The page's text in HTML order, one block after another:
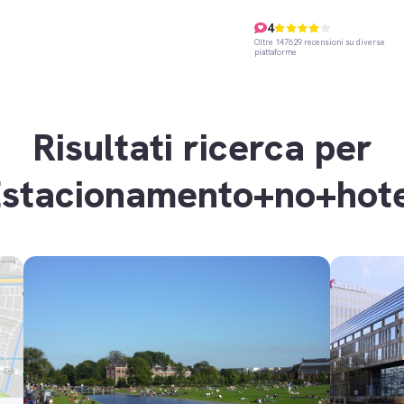
4
Oltre 147629 recensioni su diverse
piattaforme
Risultati ricerca per